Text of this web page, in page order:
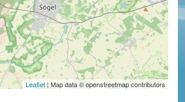
Leaflet | Map data © openstreetmap contributors